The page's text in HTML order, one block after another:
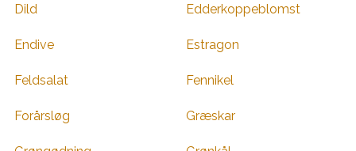
Dild Edderkoppeblomst
Endive Estragon
Feldsalat Fennikel
Forårsløg Græskar